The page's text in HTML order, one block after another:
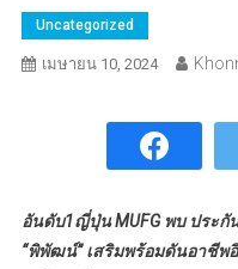
Uncategorized
เมษายน 10, 2024
อันดับ1ญี่ปุ่น MUFG พบ ประ
“พิพัฒน์” เสริมพร้อมดันอาชีพ